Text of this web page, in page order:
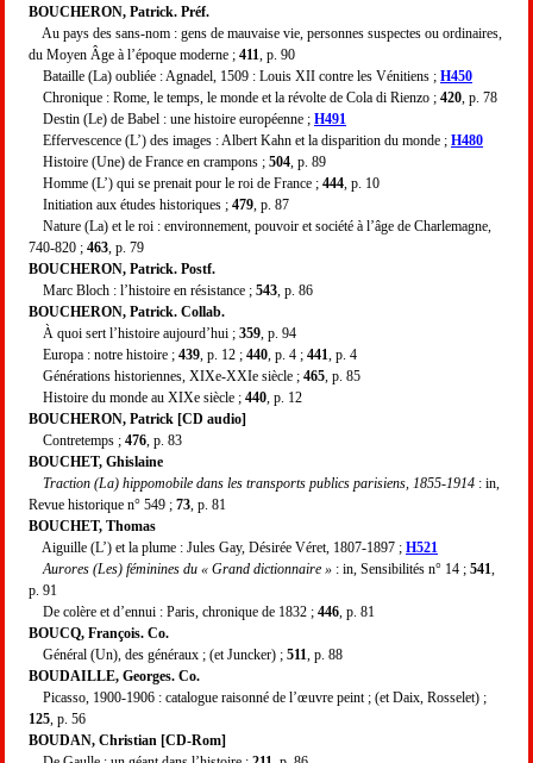
BOUCHERON, Patrick. Préf.
Au pays des sans-nom : gens de mauvaise vie, personnes suspectes ou ordinaires,
du Moyen Âge à l’époque moderne ; 411 , p. 90
Bataille (La) oubliée : Agnadel, 1509 : Louis XII contre les Vénitiens ; H450
Chronique : Rome, le temps, le monde et la révolte de Cola di Rienzo ; 420 , p. 78
Destin (Le) de Babel : une histoire européenne ; H491
Effervescence (L’) des images : Albert Kahn et la disparition du monde ; H480
Histoire (Une) de France en crampons ; 504 , p. 89
Homme (L’) qui se prenait pour le roi de France ; 444 , p. 10
Initiation aux études historiques ; 479 , p. 87
Nature (La) et le roi : environnement, pouvoir et société à l’âge de Charlemagne,
740-820 ; 463 , p. 79
BOUCHERON, Patrick. Postf.
Marc Bloch : l’histoire en résistance ; 543 , p. 86
BOUCHERON, Patrick. Collab.
À quoi sert l’histoire aujourd’hui ; 359 , p. 94
Europa : notre histoire ; 439 , p. 12 ; 440 , p. 4 ; 441 , p. 4
Générations historiennes, XIXe-XXIe siècle ; 465 , p. 85
Histoire du monde au XIXe siècle ; 440 , p. 12
BOUCHERON, Patrick [CD audio]
Contretemps ; 476 , p. 83
BOUCHET, Ghislaine
Traction (La) hippomobile dans les transports publics parisiens, 1855-1914 : in,
Revue historique n° 549 ; 73 , p. 81
BOUCHET, Thomas
Aiguille (L’) et la plume : Jules Gay, Désirée Véret, 1807-1897 ; H521
Aurores (Les) féminines du « Grand dictionnaire » : in, Sensibilités n° 14 ; 541
p. 91
De colère et d’ennui : Paris, chronique de 1832 ; 446 , p. 81
BOUCQ, François. Co.
Général (Un), des généraux ; (et Juncker) ; 511 , p. 88
BOUDAILLE, Georges. Co.
Picasso, 1900-1906 : catalogue raisonné de l’œuvre peint ; (et Daix, Rosselet) ;
125 , p. 56
BOUDAN, Christian [CD-Rom]